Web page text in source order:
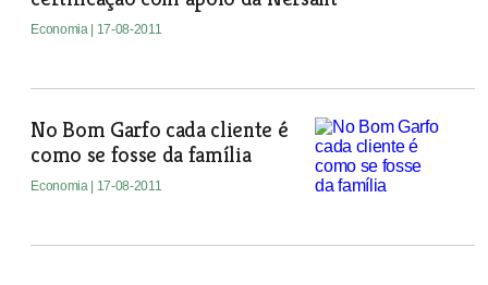
Economia | 17-08-2011
No Bom Garfo cada cliente é
como se fosse da família
Economia | 17-08-2011